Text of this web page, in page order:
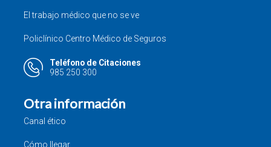
El trabajo médico que no se ve
Policlínico Centro Médico de Seguros
Teléfono de Citaciones
985 250 300
Otra información
Canal ético
Cómo llegar